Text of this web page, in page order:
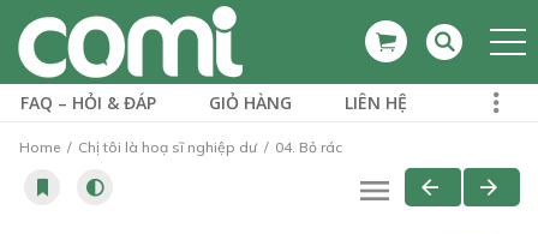
FAQ – HỎI & ĐÁP GIỎ HÀNG LIÊN HỆ
Home Chị tôi là hoạ sĩ nghiệp dư 04. Bỏ rác